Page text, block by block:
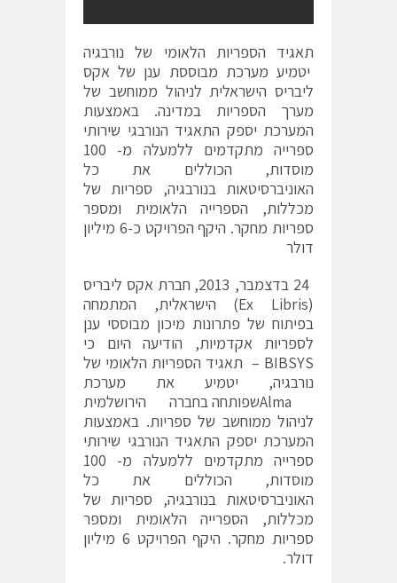
n
M
e
n
u
תאגיד הספריות הלאומי של נורבגיה
יטמיע מערכת מבוססת ענן של אקס
ליבריס הישראלית לניהול ממוחשב של
מערך הספריות במדינה. באמצעות
המערכת יספק התאגיד הנורבגי שירותי
ספרייה מתקדמים ללמעלה מ- 100
מוסדות, הכוללים את כל
האוניברסיטאות בנורבגיה, ספריות של
מכללות, הספרייה הלאומית ומספר
ספריות מחקר. היקף הפרויקט כ-6 מיליון
דולר
24 בדצמבר, 2013, חברת אקס ליבריס
(Ex Libris) הישראלית, המתמחה
בפיתוח של פתרונות מיכון מבוססי ענן
לספריות אקדמיות, הודיעה היום כי
BIBSYS – תאגיד הספריות הלאומי של
נורבגיה, יטמיע את מערכת
Almaשפותחה בחברה הירושלמית
לניהול ממוחשב של ספריות. באמצעות
המערכת יספק התאגיד הנורבגי שירותי
ספרייה מתקדמים ללמעלה מ- 100
מוסדות, הכוללים את כל
האוניברסיטאות בנורבגיה, ספריות של
מכללות, הספרייה הלאומית ומספר
ספריות מחקר. היקף הפרויקט 6 מיליון
דולר.